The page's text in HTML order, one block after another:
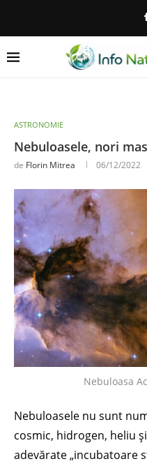
ASTRONOMIE
Nebuloasele, nori
de Florin Mitrea 06/12/2022
Nebuloasa
Nebuloasele nu sunt
cosmic, hidrogen, heliu
adevărate „incubatoare